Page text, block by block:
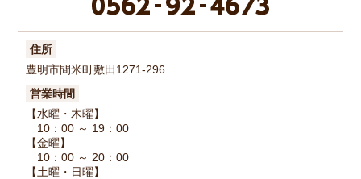
住所
豊明市間米町敷田1271-296
営業時間
【水曜・木曜】
10：00 ～ 19：00
【金曜】
10：00 ～ 20：00
【土曜・日曜】